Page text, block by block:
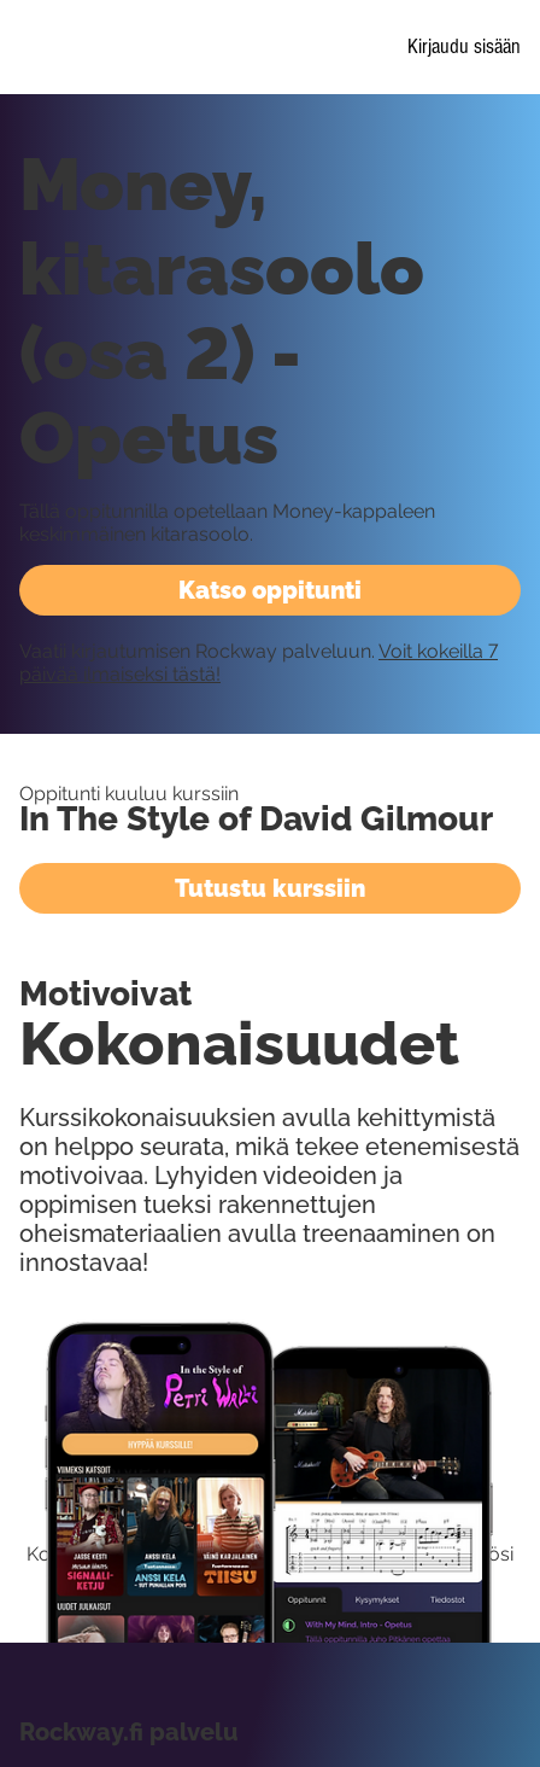
Kirjaudu sisään
Kokeile Ilmaiseksi
Kokeilemalla ilmaiseksi saat koko sisältömme käyttöösi
viikon ajaksi.
Katso oppitunti
Money,
kitarasoolo
(osa 2) -
Opetus
Tällä oppitunnilla opetellaan Money-kappaleen
keskimmäinen kitarasoolo.
Vaatii kirjautumisen Rockway palveluun. Voit kokeilla 7
päivää ilmaiseksi tästä!
Oppitunti kuuluu kurssiin
In The Style of David Gilmour
Tutustu kurssiin
Kurssikokonaisuuksien avulla kehittymistä
on helppo seurata, mikä tekee etenemisestä
motivoivaa. Lyhyiden videoiden ja
oppimisen tueksi rakennettujen
oheismateriaalien avulla treenaaminen on
innostavaa!
Kokonaisuudet
Motivoivat
Rockway.fi palvelu